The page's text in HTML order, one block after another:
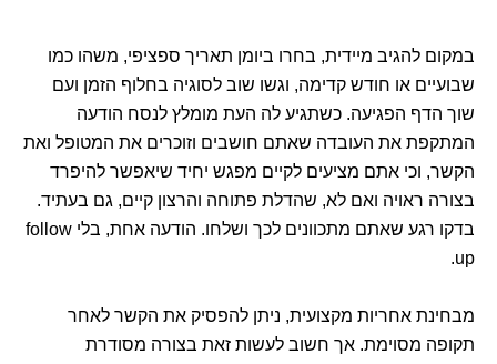
במקום להגיב מיידית, בחרו ביומן תאריך ספציפי, משהו כמו
שבועיים או חודש קדימה, וגשו שוב לסוגיה בחלוף הזמן ועם
שוך הדף הפגיעה. כשתגיע לה העת מומלץ לנסח הודעה
המתקפת את העובדה שאתם חושבים וזוכרים את המטופל ואת
הקשר, וכי אתם מציעים לקיים מפגש יחיד שיאפשר להיפרד
בצורה ראויה ואם לא, שהדלת פתוחה והרצון קיים, גם בעתיד.
בדקו רגע שאתם מתכוונים לכך ושלחו. הודעה אחת, בלי follow
up.
מבחינת אחריות מקצועית, ניתן להפסיק את הקשר לאחר
תקופה מסוימת. אך חשוב לעשות זאת בצורה מסודרת